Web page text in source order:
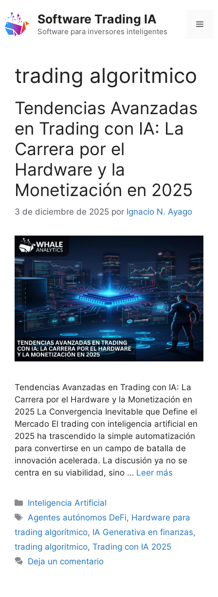
contenido
Software Trading IA
Software para inversores inteligentes
trading algoritmico
Tendencias Avanzadas
en Trading con IA: La
Carrera por el
Hardware y la
Monetización en 2025
3 de diciembre de 2025 por Ignacio N. Ayago
Tendencias Avanzadas en Trading con IA: La
Carrera por el Hardware y la Monetización en
2025 La Convergencia Inevitable que Define el
Mercado El trading con inteligencia artificial en
2025 ha trascendido la simple automatización
para convertirse en un campo de batalla de
innovación acelerada. La discusión ya no se
centra en su viabilidad, sino … Leer más
Categorías
Inteligencia Artificial
Etiquetas
Agentes autónomos DeFi, Hardware para
trading algorítmico, IA Generativa en finanzas,
trading algoritmico, Trading con IA 2025
Deja un comentario